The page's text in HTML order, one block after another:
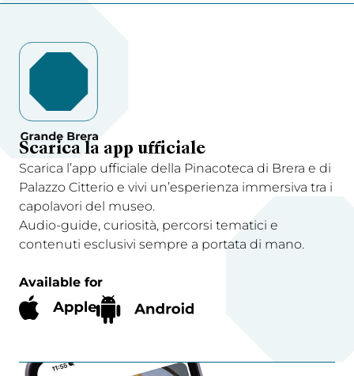
Scarica la app ufficiale
Scarica l’app ufficiale della Pinacoteca di Brera e di
Palazzo Citterio e vivi un’esperienza immersiva tra i
capolavori del museo.
Audio-guide, curiosità, percorsi tematici e
contenuti esclusivi sempre a portata di mano.
Available for